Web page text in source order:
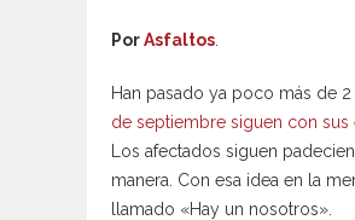
PorAsfaltos
Han pasado ya poco más de
de septiembre siguen con
Los afectados siguen
manera. Con esa idea en la
llamado «Hay un nosotros».